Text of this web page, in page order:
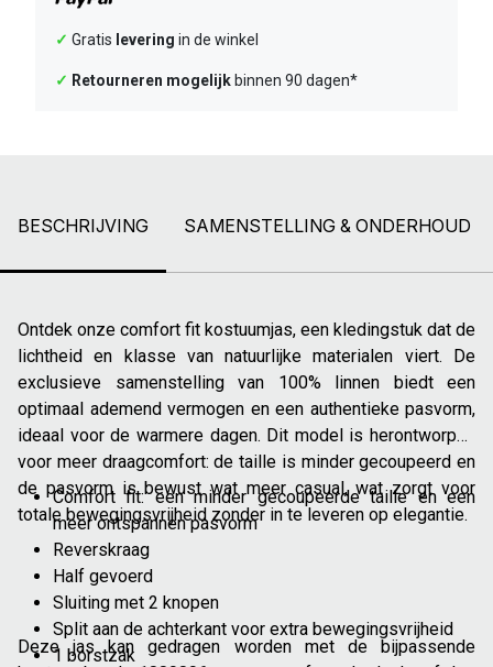
✓ Gratis levering in de winkel
✓ Retourneren mogelijk binnen 90 dagen*
BESCHRIJVING SAMENSTELLING & ONDERHOUD
Ontdek onze comfort fit kostuumjas, een kledingstuk dat de
lichtheid en klasse van natuurlijke materialen viert. De
exclusieve samenstelling van 100% linnen biedt een
optimaal ademend vermogen en een authentieke pasvorm,
ideaal voor de warmere dagen. Dit model is herontworpen
voor meer draagcomfort: de taille is minder gecoupeerd en
de pasvorm is bewust wat meer casual, wat zorgt voor
totale bewegingsvrijheid zonder in te leveren op elegantie.
Comfort fit: een minder gecoupeerde taille en een
meer ontspannen pasvorm
Reverskraag
Half gevoerd
Sluiting met 2 knopen
Split aan de achterkant voor extra bewegingsvrijheid
1 borstzak
Deze jas kan gedragen worden met de bijpassende